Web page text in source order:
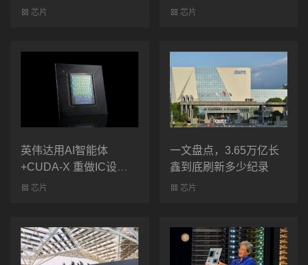
芯片 芯片
英伟达用AI智能体
+CUDA-X 重做IC设计
全自动流水线！效率提
芯片
一文盘点，3.65万亿长
鑫到底刷新多少纪录
芯片